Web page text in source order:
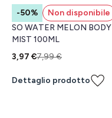
-50%
Non disponibile
SO WATER MELON BODY
MIST 100ML
3,97 €7,99 €
Dettaglio prodotto